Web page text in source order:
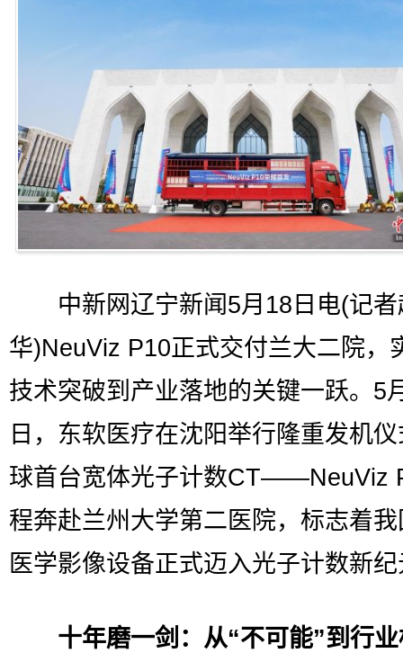
中新网辽宁新闻5月18日电(记者
华)NeuViz P10正式交付兰大二院，
技术突破到产业落地的关键一跃。5
日，东软医疗在沈阳举行隆重发机
球首台宽体光子计数CT——NeuViz
程奔赴兰州大学第二医院，标志着
医学影像设备正式迈入光子计数新
十年磨一剑：从“不可能”到行